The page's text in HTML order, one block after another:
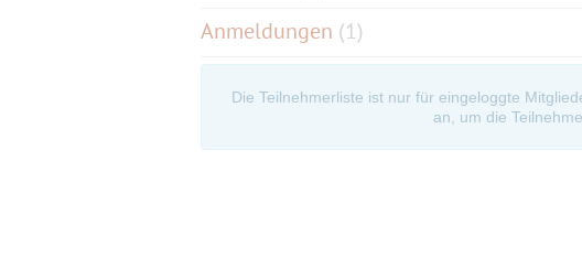
Anmeldungen (1)
Die Teilnehmerliste ist nur für eingeloggte
an, um die